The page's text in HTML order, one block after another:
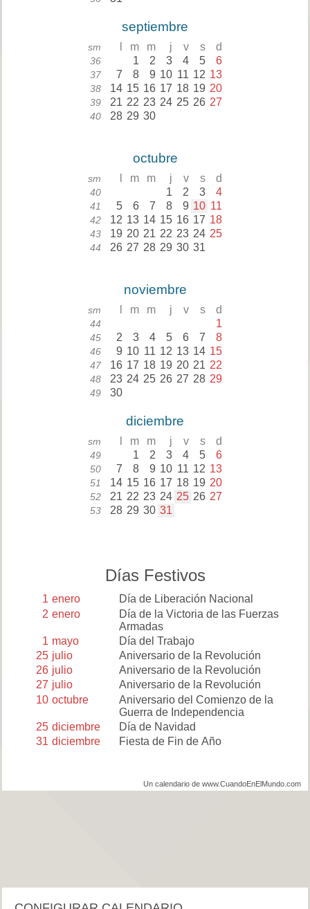
septiembre
sm m m j v s d
36 1 2 3 4 5 6
37 7 8 9 10 11 12 13
38 14 15 16 17 18 19 20
39 21 22 23 24 25 26 27
40 28 29 30
octubre
sm m m j v s d
40 1 2 3 4
41 5 6 7 8 9 10 11
42 12 13 14 15 16 17 18
43 19 20 21 22 23 24 25
44 26 27 28 29 30 31
noviembre
sm m m j v s d
44 1
45 2 3 4 5 6 7 8
46 9 10 11 12 13 14 15
47 16 17 18 19 20 21 22
48 23 24 25 26 27 28 29
49 30
diciembre
sm m m j v s d
49 1 2 3 4 5 6
50 7 8 9 10 11 12 13
51 14 15 16 17 18 19 20
52 21 22 23 24 25 26 27
53 28 29 30 31
Días Festivos
1 enero
Día de Liberación Nacional
2 enero
Día de la Victoria de las Fuerzas
Armadas
1 mayo
Día del Trabajo
25 julio
Aniversario de la Revolución
26 julio
Aniversario de la Revolución
27 julio
Aniversario de la Revolución
10 octubre
Aniversario del Comienzo de la
Guerra de Independencia
25 diciembre
Día de Navidad
31 diciembre Fiesta de Fin de Año
Un calendario de www.CuandoEnElMundo.com